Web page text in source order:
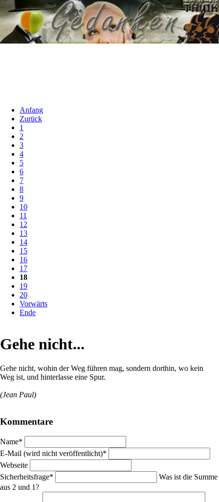
Anfang
Zurück
1
2
3
4
5
6
7
8
9
10
11
12
13
14
15
16
17
18
19
20
Vorwärts
Ende
Gehe nicht...
Gehe nicht, wohin der Weg führen mag, sondern dorthin, wo kein
Weg ist, und hinterlasse eine Spur.
(Jean Paul)
Kommentare
Pflichtfeld
Name*
Pflichtfeld
E-Mail (wird nicht veröffentlicht)*
Webseite
Pflichtfeld
Sicherheitsfrage*
Was ist die Summe
aus 2 und 1?